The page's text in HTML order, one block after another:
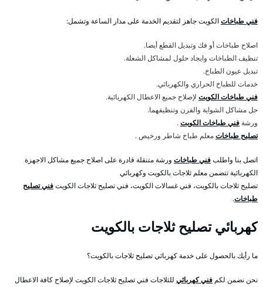
فني طباخاتالكويت جاهز لتقديم الخدمة على مدار الساعة وتشمل:
اصلاح طباخات أو فك وتبديل القطع أيضا.
تنظيف الطباخات وايجاد حلول لمشاكل الشعلة.
تبديل عيون الطباخ.
خدمات للطباخ الحراري والكهربائي.
فني طباخات الكويت لإصلاح جميع الاعطال الكهربائية.
حل مشاكل الشواية والفرن وتنظيفهما.
ورشة فني طباخات الكويت.
تصليح طباخاتمعلم طباخ شاطر ورخيص .
اتصل بنا واطلبفني طباخات ورشة متنقلة قادرة على اصلاح جميع مشاكل الاجهزة
الكهربائية تتضمن معلم ثلاجات بالكويت وكهربائي
تصليح ثلاجات بالكويت، فني غسالات الكويت، فني تصليح ثلاجات الكويتفني تصليح
طباخات.
كهربائي تصليح ثلاجات بالكويت
ما رأيك بالحصول على خدمة كهربائي تصليح ثلاجات بالكويت؟
نحن نضمن لكم فني كهربائي للثلاجات فني تصليح ثلاجات الكويت لإصلاح كافة الاعطال